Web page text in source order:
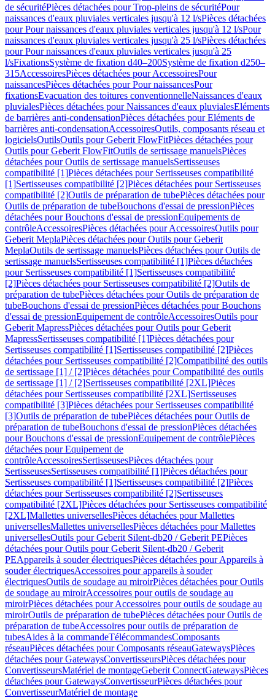
de sécuritéPièces détachées pour Trop-pleins de sécuritéPour
naissances d'eaux pluviales verticales jusqu'à 12 l/sPièces détachées
pour Pour naissances d'eaux pluviales verticales jusqu'à 12 l/sPour
naissances d'eaux pluviales verticales jusqu'à 25 l/sPièces détachées
pour Pour naissances d'eaux pluviales verticales jusqu'à 25
l/sFixationsSystème de fixation d40–200Système de fixation d250–
315AccessoiresPièces détachées pour AccessoiresPour
naissancesPièces détachées pour Pour naissancesPour
fixationsEvacuation des toitures conventionnelleNaissances d'eaux
pluvialesPièces détachées pour Naissances d'eaux pluvialesEléments
de barrières anti-condensationPièces détachées pour Eléments de
barrières anti-condensationAccessoiresOutils, composants réseau et
logicielsOutilsOutils pour Geberit FlowFitPièces détachées pour
Outils pour Geberit FlowFitOutils de sertissage manuelsPièces
détachées pour Outils de sertissage manuelsSertisseuses
compatibilité [1]Pièces détachées pour Sertisseuses compatibilité
[1]Sertisseuses compatibilité [2]Pièces détachées pour Sertisseuses
compatibilité [2]Outils de préparation de tubePièces détachées pour
Outils de préparation de tubeBouchons d'essai de pressionPièces
détachées pour Bouchons d'essai de pressionEquipements de
contrôleAccessoiresPièces détachées pour AccessoiresOutils pour
Geberit MeplaPièces détachées pour Outils pour Geberit
MeplaOutils de sertissage manuelsPièces détachées pour Outils de
sertissage manuelsSertisseuses compatibilité [1]Pièces détachées
pour Sertisseuses compatibilité [1]Sertisseuses compatibilité
[2]Pièces détachées pour Sertisseuses compatibilité [2]Outils de
préparation de tubePièces détachées pour Outils de préparation de
tubeBouchons d'essai de pressionPièces détachées pour Bouchons
d'essai de pressionEquipement de contrôleAccessoiresOutils pour
Geberit MapressPièces détachées pour Outils pour Geberit
MapressSertisseuses compatibilité [1]Pièces détachées pour
Sertisseuses compatibilité [1]Sertisseuses compatibilité [2]Pièces
détachées pour Sertisseuses compatibilité [2]Compatibilité des outils
de sertissage [1] / [2]Pièces détachées pour Compatibilité des outils
de sertissage [1] / [2]Sertisseuses compatibilité [2XL]Pièces
détachées pour Sertisseuses compatibilité [2XL]Sertisseuses
compatibilité [3]Pièces détachées pour Sertisseuses compatibilité
[3]Outils de préparation de tubePièces détachées pour Outils de
préparation de tubeBouchons d'essai de pressionPièces détachées
pour Bouchons d'essai de pressionEquipement de contrôlePièces
détachées pour Equipement de
contrôleAccessoiresSertisseusesPièces détachées pour
SertisseusesSertisseuses compatibilité [1]Pièces détachées pour
Sertisseuses compatibilité [1]Sertisseuses compatibilité [2]Pièces
détachées pour Sertisseuses compatibilité [2]Sertisseuses
compatibilité [2XL]Pièces détachées pour Sertisseuses compatibilité
[2XL]Mallettes universellesPièces détachées pour Mallettes
universellesMallettes universellesPièces détachées pour Mallettes
universellesOutils pour Geberit Silent-db20 / Geberit PEPièces
détachées pour Outils pour Geberit Silent-db20 / Geberit
PEAppareils à souder électriquesPièces détachées pour Appareils à
souder électriquesAccessoires pour appareils à souder
électriquesOutils de soudage au miroirPièces détachées pour Outils
de soudage au miroirAccessoires pour outils de soudage au
miroirPièces détachées pour Accessoires pour outils de soudage au
miroirOutils de préparation de tubePièces détachées pour Outils de
préparation de tubeAccessoires pour outils de préparation de
tubesAides à la commandeTélécommandesComposants
réseauPièces détachées pour Composants réseauGatewaysPièces
détachées pour GatewaysConvertisseursPièces détachées pour
ConvertisseursMatériel de montageGeberit ConnectGatewaysPièces
détachées pour GatewaysConvertisseurPièces détachées pour
ConvertisseurMatériel de montage